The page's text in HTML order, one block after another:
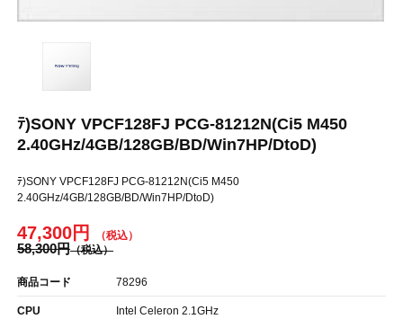
ﾃ)SONY VPCF128FJ PCG-81212N(Ci5 M450
2.40GHz/4GB/128GB/BD/Win7HP/DtoD)
ﾃ)SONY VPCF128FJ PCG-81212N(Ci5 M450
2.40GHz/4GB/128GB/BD/Win7HP/DtoD)
47,300円
58,300円
商品コード 78296
CPU Intel Celeron 2.1GHz